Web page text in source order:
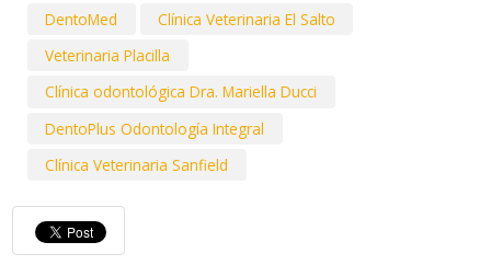
DentoMed
Clínica Veterinaria El Salto
Veterinaria Placilla
Clínica odontológica Dra. Mariella Ducci
DentoPlus Odontología Integral
Clínica Veterinaria Sanfield